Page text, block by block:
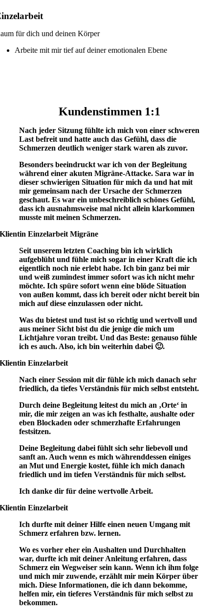
für dich und deinen Körper
Arbeite mit mir tief auf deiner emotionalen Ebene
Kundenstimmen 1:1
Nach jeder Sitzung fühlte ich mich von einer schweren
Last befreit und hatte auch das Gefühl, dass die
Schmerzen deutlich weniger stark waren als zuvor.
Besonders beeindruckt war ich von der Begleitung
während einer akuten Migräne-Attacke. Sara war in
dieser schwierigen Situation für mich da und hat mit
mir gemeinsam nach der Ursache der Schmerzen
geschaut. Es war ein unbeschreiblich schönes Gefühl,
dass ich ausnahmsweise mal nicht allein klarkommen
musste mit meinen Schmerzen.
Klientin Einzelarbeit Migräne
Seit unserem letzten Coaching bin ich wirklich
aufgeblüht und fühle mich sogar in einer Kraft die ich
eigentlich noch nie erlebt habe. Ich bin ganz bei mir
und weiß zumindest immer sofort was ich nicht mehr
möchte. Ich spüre sofort wenn eine blöde Situation
von außen kommt, dass ich bereit oder nicht bereit bin
mich auf diese einzulassen oder nicht.
Was du bietest und tust ist so richtig und wertvoll und
aus meiner Sicht bist du die jenige die mich um
Lichtjahre voran treibt. Und das Beste: genauso fühle
ich es auch. Also, ich bin weiterhin dabei 🙂.
Klientin Einzelarbeit
Nach einer Session mit dir fühle ich mich danach sehr
friedlich, da tiefes Verständnis für mich selbst entsteht.
Durch deine Begleitung leitest du mich an ‚Orte‘ in
mir, die mir zeigen an was ich festhalte, aushalte oder
eben Blockaden oder schmerzhafte Erfahrungen
festsitzen.
Deine Begleitung dabei fühlt sich sehr liebevoll und
sanft an. Auch wenn es mich währenddessen einiges
an Mut und Energie kostet, fühle ich mich danach
friedlich und im tiefen Verständnis für mich selbst.
Ich danke dir für deine wertvolle Arbeit.
Klientin Einzelarbeit
Ich durfte mit deiner Hilfe einen neuen Umgang mit
Schmerz erfahren bzw. lernen.
Wo es vorher eher ein Aushalten und Durchhalten
war, durfte ich mit deiner Anleitung erfahren, dass
Schmerz ein Wegweiser sein kann. Wenn ich ihm folge
und mich mir zuwende, erzählt mir mein Körper über
mich. Diese Informationen, die ich dann bekomme,
helfen mir, ein tieferes Verständnis für mich selbst zu
bekommen.